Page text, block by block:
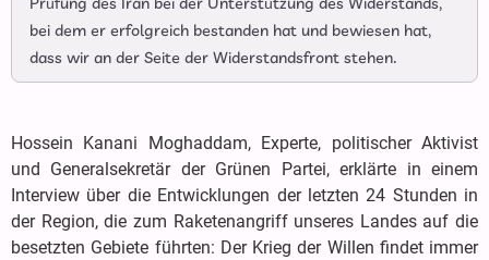
Prüfung des Iran bei der Unterstützung des Widerstands,
bei dem er erfolgreich bestanden hat und bewiesen hat,
dass wir an der Seite der Widerstandsfront stehen.
Hossein Kanani Moghaddam, Experte, politischer Aktivist
und Generalsekretär der Grünen Partei, erklärte in einem
Interview über die Entwicklungen der letzten 24 Stunden in
der Region, die zum Raketenangriff unseres Landes auf die
besetzten Gebiete führten: Der Krieg der Willen findet immer